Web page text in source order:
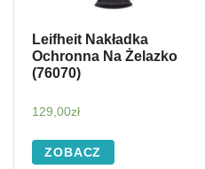
Leifheit Nakładka
Ochronna Na Żelazko
(76070)
129,00zł
ZOBACZ